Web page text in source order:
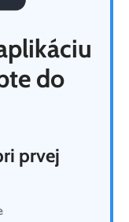
do
prvej